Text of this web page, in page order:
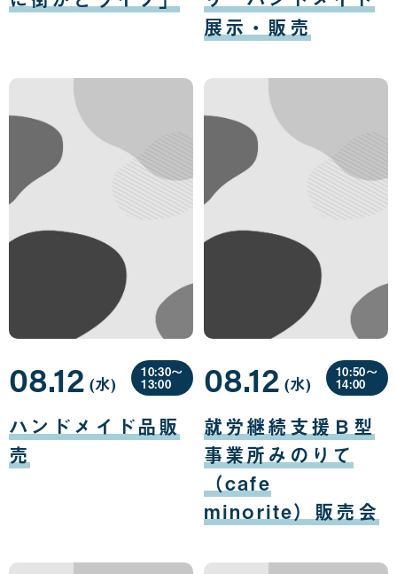
展示・販売
ハンドメイド品販
売
08.12
月
12
日
(水曜
日
)
10:30〜
13:00
就労継続支援Ｂ型
事業所みのりて
（cafe
minorite）販売会
08.12
月
12
日
(水曜
日
)
10:50〜
14:00